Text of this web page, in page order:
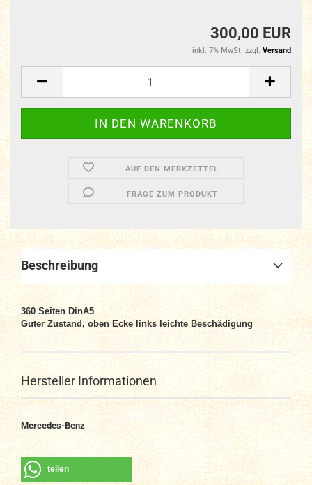
300,00 EUR
inkl. 7% MwSt. zzgl. Versand
AUF DEN MERKZETTEL
FRAGE ZUM PRODUKT
Beschreibung
360 Seiten DinA5
Guter Zustand, oben Ecke links leichte Beschädigung
Hersteller Informationen
Mercedes-Benz
teilen